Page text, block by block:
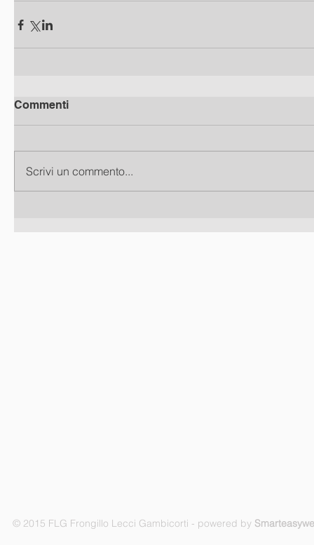
Commenti
Scrivi un commento...
© 2015 FLG Frongillo Lecci Gambicorti - powered by